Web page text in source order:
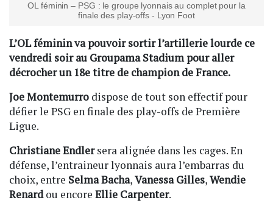
OL féminin – PSG : le groupe lyonnais au complet pour la
finale des play-offs - Lyon Foot
L’OL féminin va pouvoir sortir l’artillerie lourde ce
vendredi soir au Groupama Stadium pour aller
décrocher un 18e titre de champion de France.
Joe Montemurro dispose de tout son effectif pour
défier le PSG en finale des play-offs de Première
Ligue.
Christiane Endlersera alignée dans les cages. En
défense, l’entraineur lyonnais aura l’embarras du
choix, entre Selma Bacha,Vanessa Gilles,Wendie
Renardou encore Ellie Carpenter.